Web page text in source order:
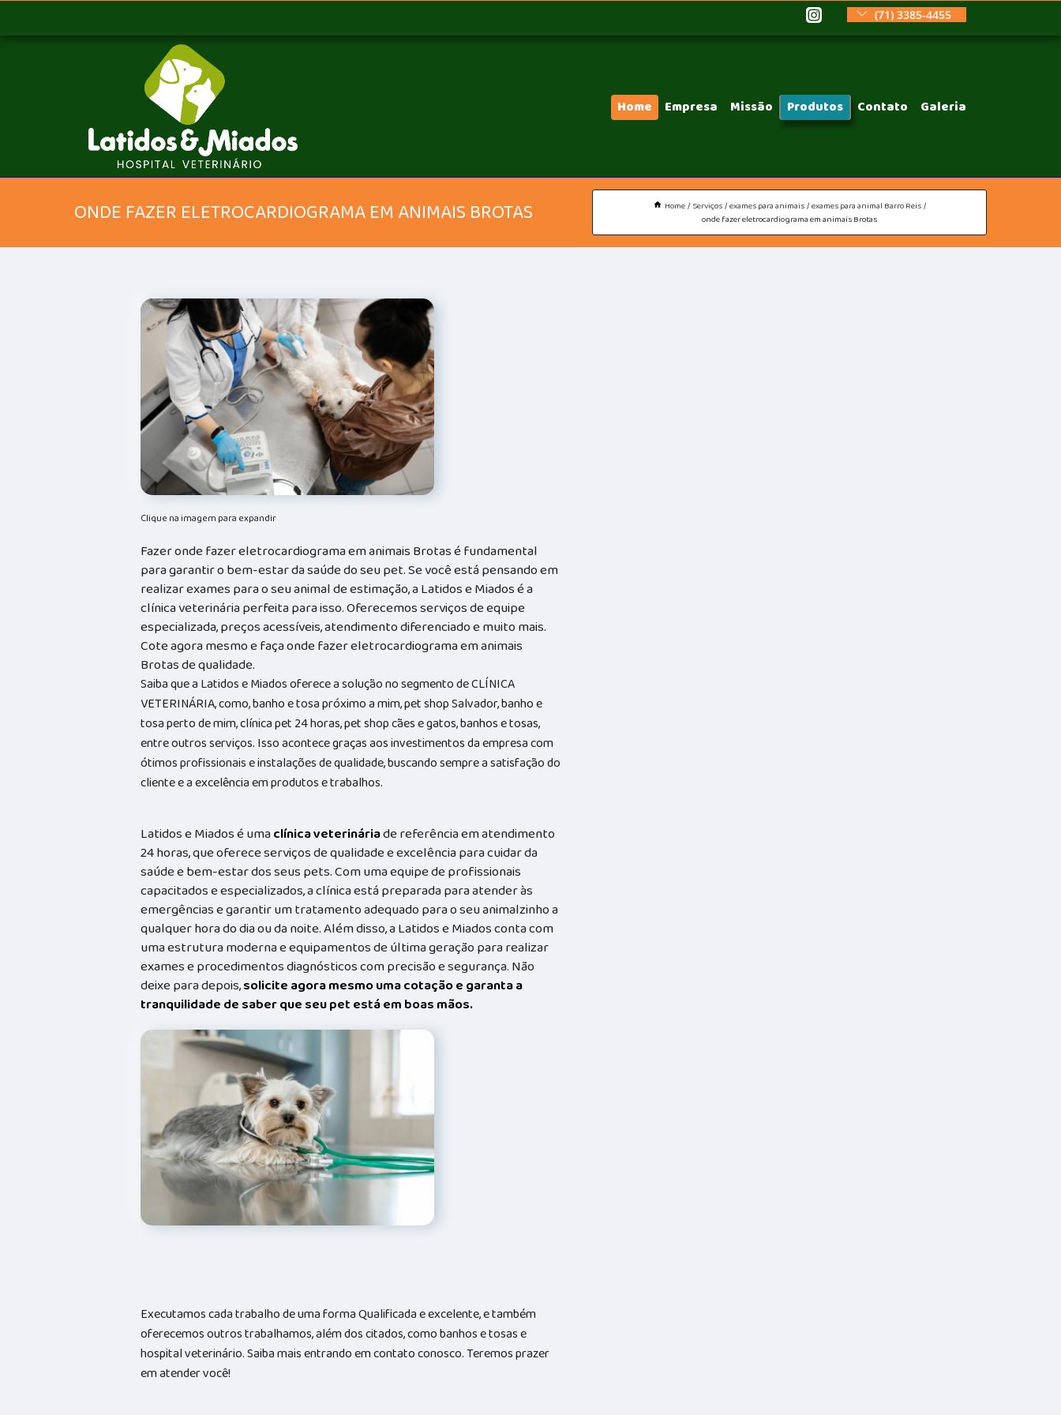
(71) 3385-4455
Home Empresa Missão Produtos Contato Galeria
ONDE FAZER ELETROCARDIOGRAMA EM ANIMAIS BROTAS Home Serviços exames para animais exames para animal Barro Reis
onde fazer eletrocardiograma em animais Brotas
Clique na imagem para expandir
Fazer onde fazer eletrocardiograma em animais Brotas é fundamental
para garantir o bem-estar da saúde do seu pet. Se você está pensando em
realizar exames para o seu animal de estimação, a Latidos e Miados é a
clínica veterinária perfeita para isso. Oferecemos serviços de equipe
especializada, preços acessíveis, atendimento diferenciado e muito mais.
Cote agora mesmo e faça onde fazer eletrocardiograma em animais
Brotas de qualidade.
Saiba que a Latidos e Miados oferece a solução no segmento de CLÍNICA
VETERINÁRIA, como, banho e tosa próximo a mim, pet shop Salvador, banho e
tosa perto de mim, clínica pet 24 horas, pet shop cães e gatos, banhos e tosas,
entre outros serviços. Isso acontece graças aos investimentos da empresa com
ótimos profissionais e instalações de qualidade, buscando sempre a satisfação do
cliente e a excelência em produtos e trabalhos.
Latidos e Miados é umaclínica veterináriade referência em atendimento
24 horas, que oferece serviços de qualidade e excelência para cuidar da
saúde e bem-estar dos seus pets. Com uma equipe de profissionais
capacitados e especializados, a clínica está preparada para atender às
emergências e garantir um tratamento adequado para o seu animalzinho a
qualquer hora do dia ou da noite. Além disso, a Latidos e Miados conta com
uma estrutura moderna e equipamentos de última geração para realizar
exames e procedimentos diagnósticos com precisão e segurança. Não
deixe para depois,solicite agora mesmo uma cotação e garanta a
tranquilidade de saber que seu pet está em boas mãos.
Executamos cada trabalho de uma forma Qualificada e excelente, e também
oferecemos outros trabalhamos, além dos citados, como banhos e tosas e
hospital veterinário. Saiba mais entrando em contato conosco. Teremos prazer
em atender você!